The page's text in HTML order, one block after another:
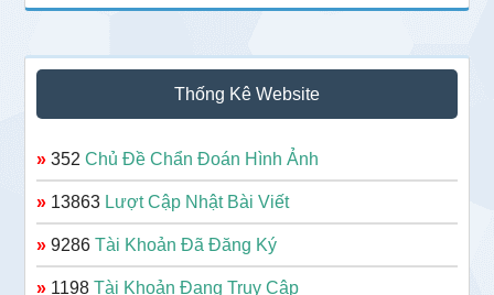
Thống Kê Website
» 352Chủ Đề Chẩn Đoán Hình Ảnh
» 13863 Lượt Cập Nhật Bài Viết
» 9286Tài Khoản Đã Đăng Ký
» 1198Tài Khoản Đang Truy Cập